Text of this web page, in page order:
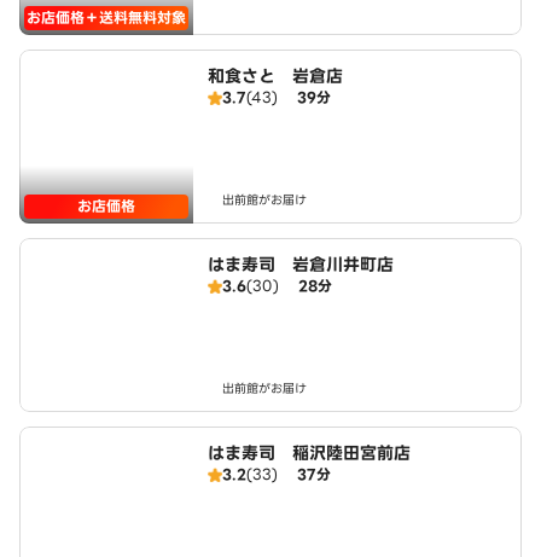
お店価格＋送料無料対象
お店価格
和食さと 岩倉店
3.7(43) 39分
出前館がお届け
はま寿司 岩倉川井町店
3.6(30) 28分
出前館がお届け
はま寿司 稲沢陸田宮前店
3.2(33) 37分